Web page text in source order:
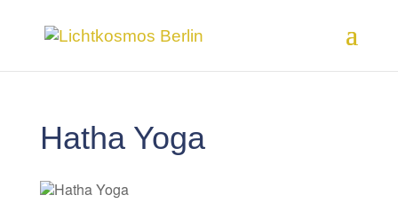
Hatha Yoga